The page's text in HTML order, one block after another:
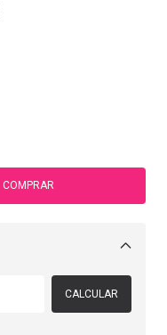
Alterar CEP
CALCULAR